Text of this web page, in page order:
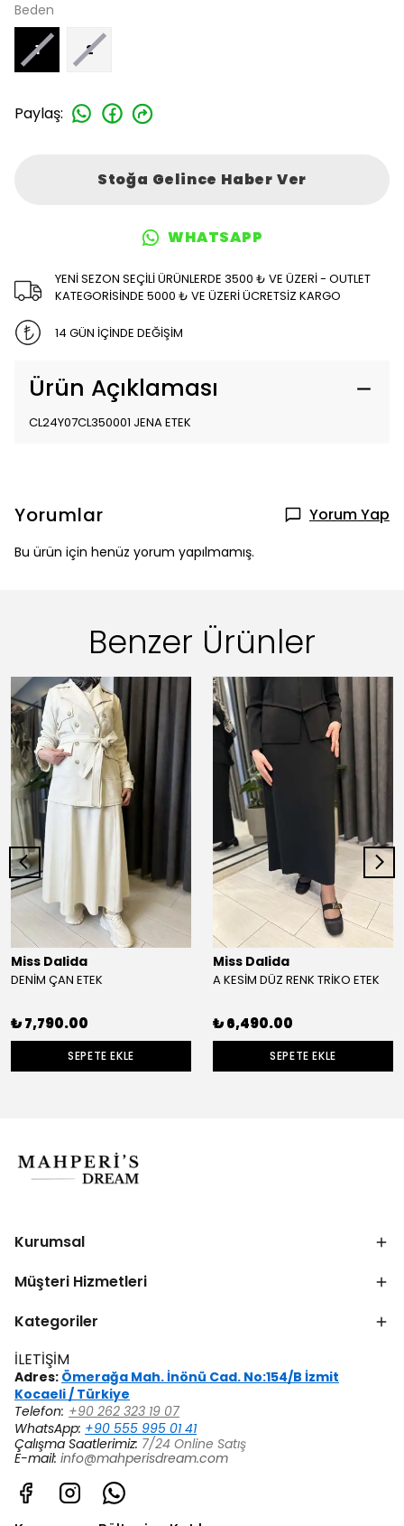
Beden
1 2
Paylaş:
Stoğa Gelince Haber Ver
WHATSAPP
YENİ SEZON SEÇİLİ ÜRÜNLERDE 3500 ₺ VE ÜZERİ - OUTLET
KATEGORİSİNDE 5000 ₺ VE ÜZERİ ÜCRETSİZ KARGO
14 GÜN İÇİNDE DEĞİŞİM
Ürün Açıklaması
CL24Y07CL350001 JENA ETEK
Yorumlar Yorum Yap
Bu ürün için henüz yorum yapılmamış.
Benzer Ürünler
Miss Dalida
DENİM ÇAN ETEK
₺ 7,790.00
SEPETE EKLE
Miss Dalida
A KESİM DÜZ RENK TRİKO ETEK
₺ 6,490.00
SEPETE EKLE
Kurumsal
Müşteri Hizmetleri
Kategoriler
İLETİŞİM
Adres: Ömerağa Mah. İnönü Cad. No:154/B İzmit
Kocaeli / Türkiye
Telefon: +90 262 323 19 07
WhatsApp: +90 555 995 01 41
Çalışma Saatlerimiz: 7/24 Online Satış
E-mail: info@mahperisdream.com